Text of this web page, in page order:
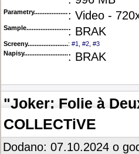
Parametry.........................................
: Video -
Sample............................................
: BRAK
Screeny...........................................
: #1 #2 #3
Napisy............................................
: BRAK
"Joker: Folie à
COLLECTiVE
Dodano: 07.10.2024 o